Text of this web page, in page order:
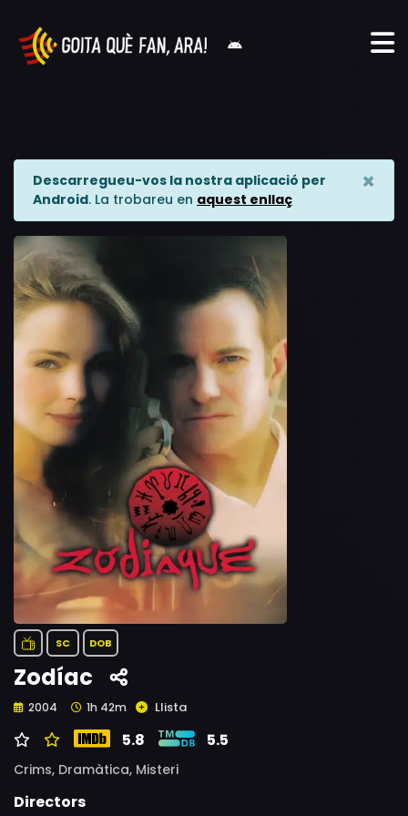
Descarregueu-vos la nostra aplicació per
Android. La trobareu en aquest enllaç
×
SC DOB
Zodíac
2004 1h 42m Llista
5.8 5.5
Crims, Dramàtica, Misteri
Directors